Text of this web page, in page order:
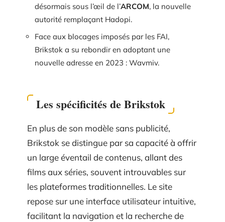
désormais sous l’œil de l’ARCOM, la nouvelle
autorité remplaçant Hadopi.
Face aux blocages imposés par les FAI,
Brikstok a su rebondir en adoptant une
nouvelle adresse en 2023 : Wavmiv.
Les spécificités de Brikstok
En plus de son modèle sans publicité,
Brikstok se distingue par sa capacité à offrir
un large éventail de contenus, allant des
films aux séries, souvent introuvables sur
les plateformes traditionnelles. Le site
repose sur une interface utilisateur intuitive,
facilitant la navigation et la recherche de